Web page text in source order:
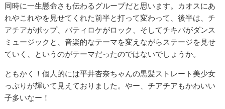
同時に一生懸命さも伝わるグループだと思います。カオスにあ
れやこれやを見せてくれた前半と打って変わって、後半は、チ
アチアがポップ、パティロケがロック、そしてチキパがダンス
ミュージックと、音楽的なテーマを変えながらステージを見せ
ていく、というのがテーマだったのではないでしょうか。
ともかく！個人的には平井杏奈ちゃんの黒髪ストレート美少女
っぷりが輝いて見えておりました。やー、チアチアもかわいい
子多いなー！